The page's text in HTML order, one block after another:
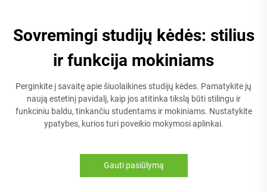
Sovremingi studijų kėdės: stilius
ir funkcija mokiniams
Perginkite į savaitę apie šiuolaikines studijų kėdes. Pamatykite jų
naują estetinį pavidalį, kaip jos atitinka tikslą būti stilingu ir
funkciniu baldu, tinkančiu studentams ir mokiniams. Nustatykite
ypatybes, kurios turi poveikio mokymosi aplinkai.
Gauti pasiūlymą